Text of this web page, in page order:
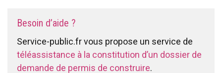
Besoin d’aide ?
Service-public.fr vous propose un service de
téléassistance à la constitution d’un dossier de
demande de permis de construire.